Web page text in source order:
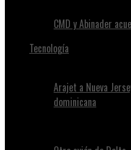
CMD y Abinader
Tecnología
Arajet a Nueva
dominicana